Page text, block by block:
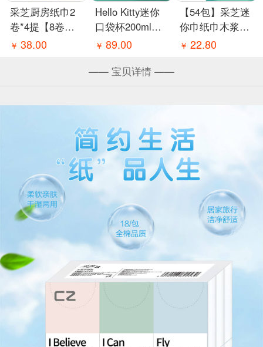
采芝厨房纸巾2
卷*4提【8卷】
新疆/内蒙/疫情
￥38.00
Hello Kitty迷你
口袋杯200ml
304不锈钢可爱
身杯子保温杯 疫
情原因暂不发货
内蒙不发货
￥ 89.00
【54包】采芝迷
你巾纸巾木浆湿
水不易破手帕纸
区不发货）
￥22.80
—— 宝贝详情 ——